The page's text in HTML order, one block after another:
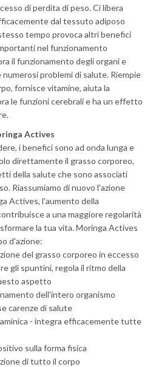
di perdita di peso. Ci libera
dal tessuto adiposo
tempo provoca altri benefici
nel funzionamento
il funzionamento degli organi e
numerosi problemi di salute. Riempie
fornisce vitamine, aiuta la
le funzioni cerebrali e ha un effetto
Actives
i benefici sono ad onda lunga e
direttamente il grasso corporeo,
della salute che sono associati
Riassumiamo di nuovo l'azione
Actives, l'aumento della
a una maggiore regolarità
la tua vita. Moringa Actives
d'azione:
del grasso corporeo in eccesso
gli spuntini, regola il ritmo della
aspetto
dell'intero organismo
carenze di salute
- integra efficacemente tutte
sulla forma fisica
di tutto il corpo